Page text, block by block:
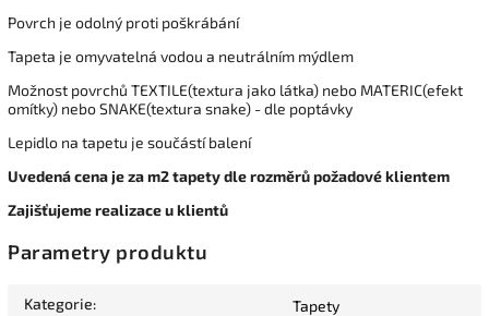
Povrch je odolný proti poškrábání
Tapeta je omyvatelná vodou a neutrálním mýdlem
Možnost povrchů TEXTILE(textura jako látka) nebo MATERIC(efekt
omítky) nebo SNAKE(textura snake) - dle poptávky
Lepidlo na tapetu je součástí balení
Uvedená cena je za m2 tapety dle rozměrů požadové klientem
Zajišťujeme realizace u klientů
Parametry produktu
Kategorie: Tapety